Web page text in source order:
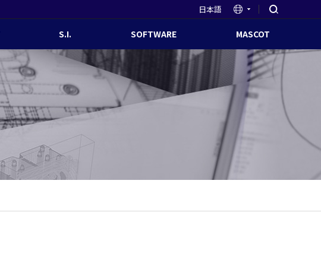
日本語
S.I. SOFTWARE MASCOT